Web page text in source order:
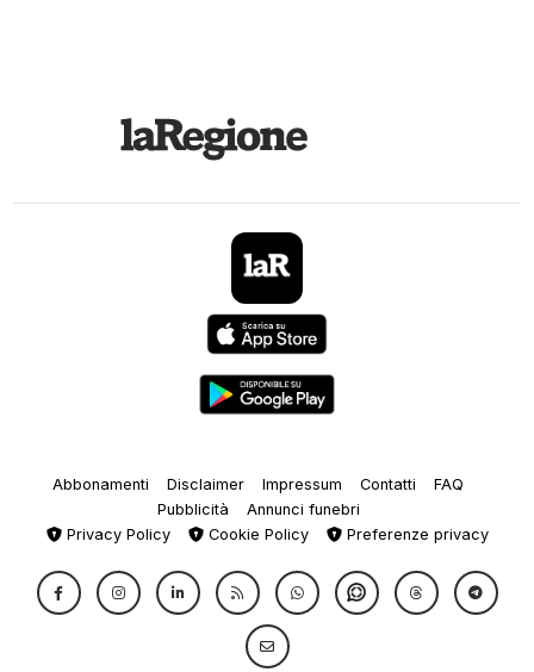
Abbonamenti Disclaimer Impressum Contatti
FAQ
Pubblicità
Annunci funebri
Privacy Policy
Cookie Policy Preferenze privacy